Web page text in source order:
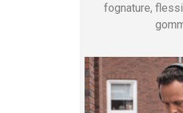
fognature,